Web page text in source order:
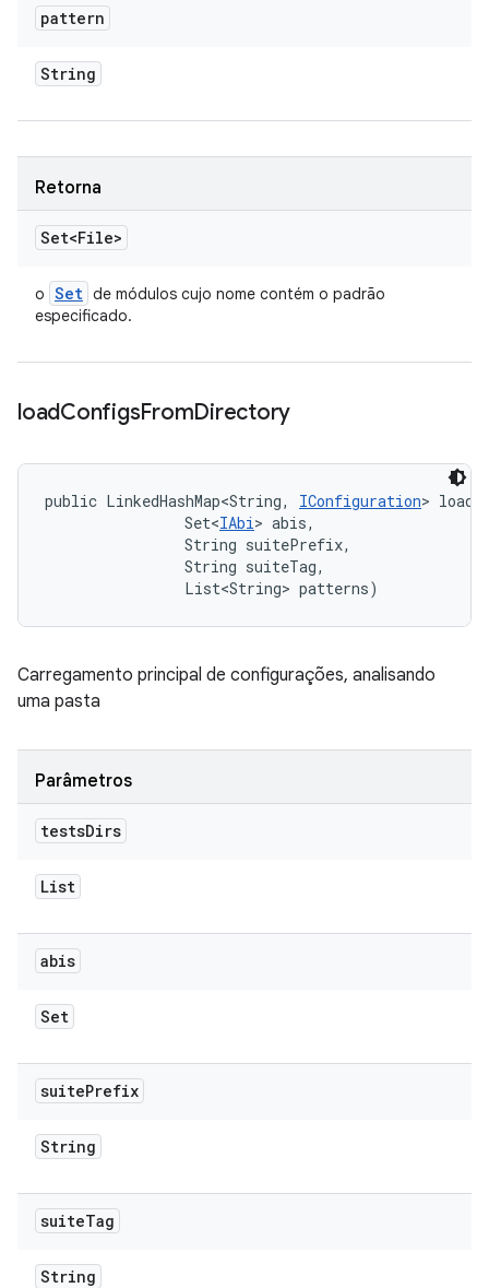
pattern
String
Retorna
Set<File>
o Set de módulos cujo nome contém o padrão
especificado.
loadConfigsFromDirectory
public LinkedHashMap<String, IConfiguration>
                Set<
IAbi> abis,
                String suitePrefix,
                String suiteTag,
                List<String> patterns)
Carregamento principal de configurações, analisando
uma pasta
Parâmetros
testsDirs
List
abis
Set
suitePrefix
String
suiteTag
String